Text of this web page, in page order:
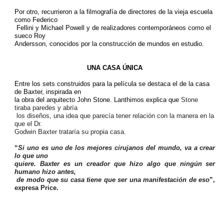
Por otro, recurrieron a la filmografía de directores de la vieja escuela
como Federico
Fellini y Michael Powell y de realizadores contemporáneos como el
sueco Roy
Andersson, conocidos por la construcción de mundos en estudio.
UNA CASA ÚNICA
Entre los sets construidos para la película se destaca el de la casa
de Baxter, inspirada en
la obra del arquitecto John Stone. Lanthimos explica que Stone
tiraba paredes y abría
los diseños, una idea que parecía tener relación con la manera en la
que el Dr.
Godwin Baxter trataría su propia casa.
“Si uno es uno de los mejores cirujanos del mundo, va a crear
lo que uno
quiere. Baxter es un creador que hizo algo que ningún ser
humano hizo antes,
de modo que su casa tiene que ser una manifestación de eso”,
expresa Price.